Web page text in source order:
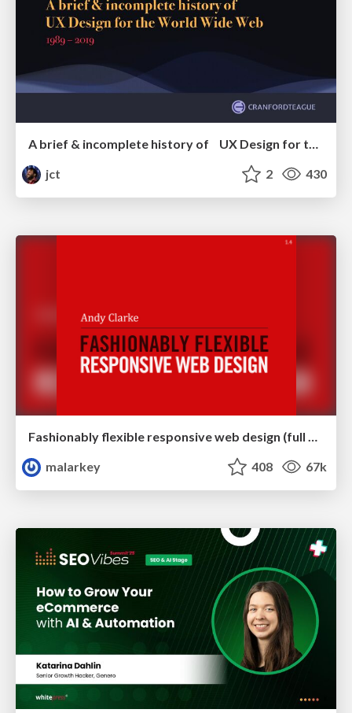
A brief & incomplete history of UX Design for the World Wide Web: 1989–2019
jct
2 430
Fashionably flexible responsive web design (full day workshop)
malarkey
408 67k